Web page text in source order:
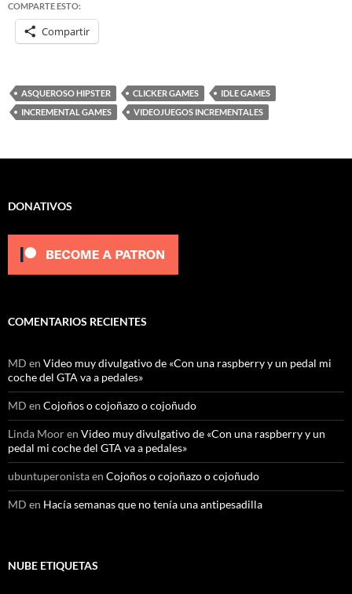
COMPARTE ESTO:
Compartir
ASQUEROSO HIPSTER CLICKER GAMES
IDLE GAMES
INCREMENTAL GAMES
VIDEOJUEGOS INCREMENTALES
DONATIVOS
COMENTARIOS RECIENTES
MD en Video muy divulgativo de «Con una raspberry y un pedal mi
coche del GTA va a pedales»
MD en Cojoños o cojoñazo o cojoñudo
Linda Mooren Video muy divulgativo de «Con una raspberry y un
pedal mi coche del GTA va a pedales»
ubuntuperonistaen Cojoños o cojoñazo o cojoñudo
MD en Hacía semanas que no tenía una antipesadilla
NUBE ETIQUETAS